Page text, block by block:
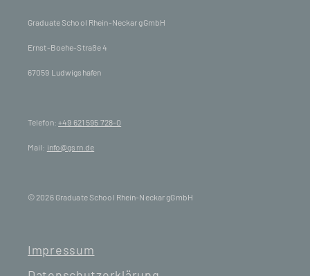
Graduate School Rhein-Neckar gGmbH
Ernst-Boehe-Straße 4
67059 Ludwigshafen
Telefon:+49 621 595 728-0
Mail: info@gsrn.de
© 2026 Graduate School Rhein-Neckar gGmbH
Impressum